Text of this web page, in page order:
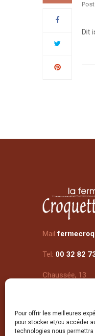
Pour offrir les meilleures
pour stocker et/ou accéder
technologies nous
Dit
Mail
Tel: 00 32 82
Chaussée, 13